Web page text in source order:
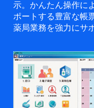
示。かんたん操作に
ポートする豊富な帳
薬局業務を強力にサ